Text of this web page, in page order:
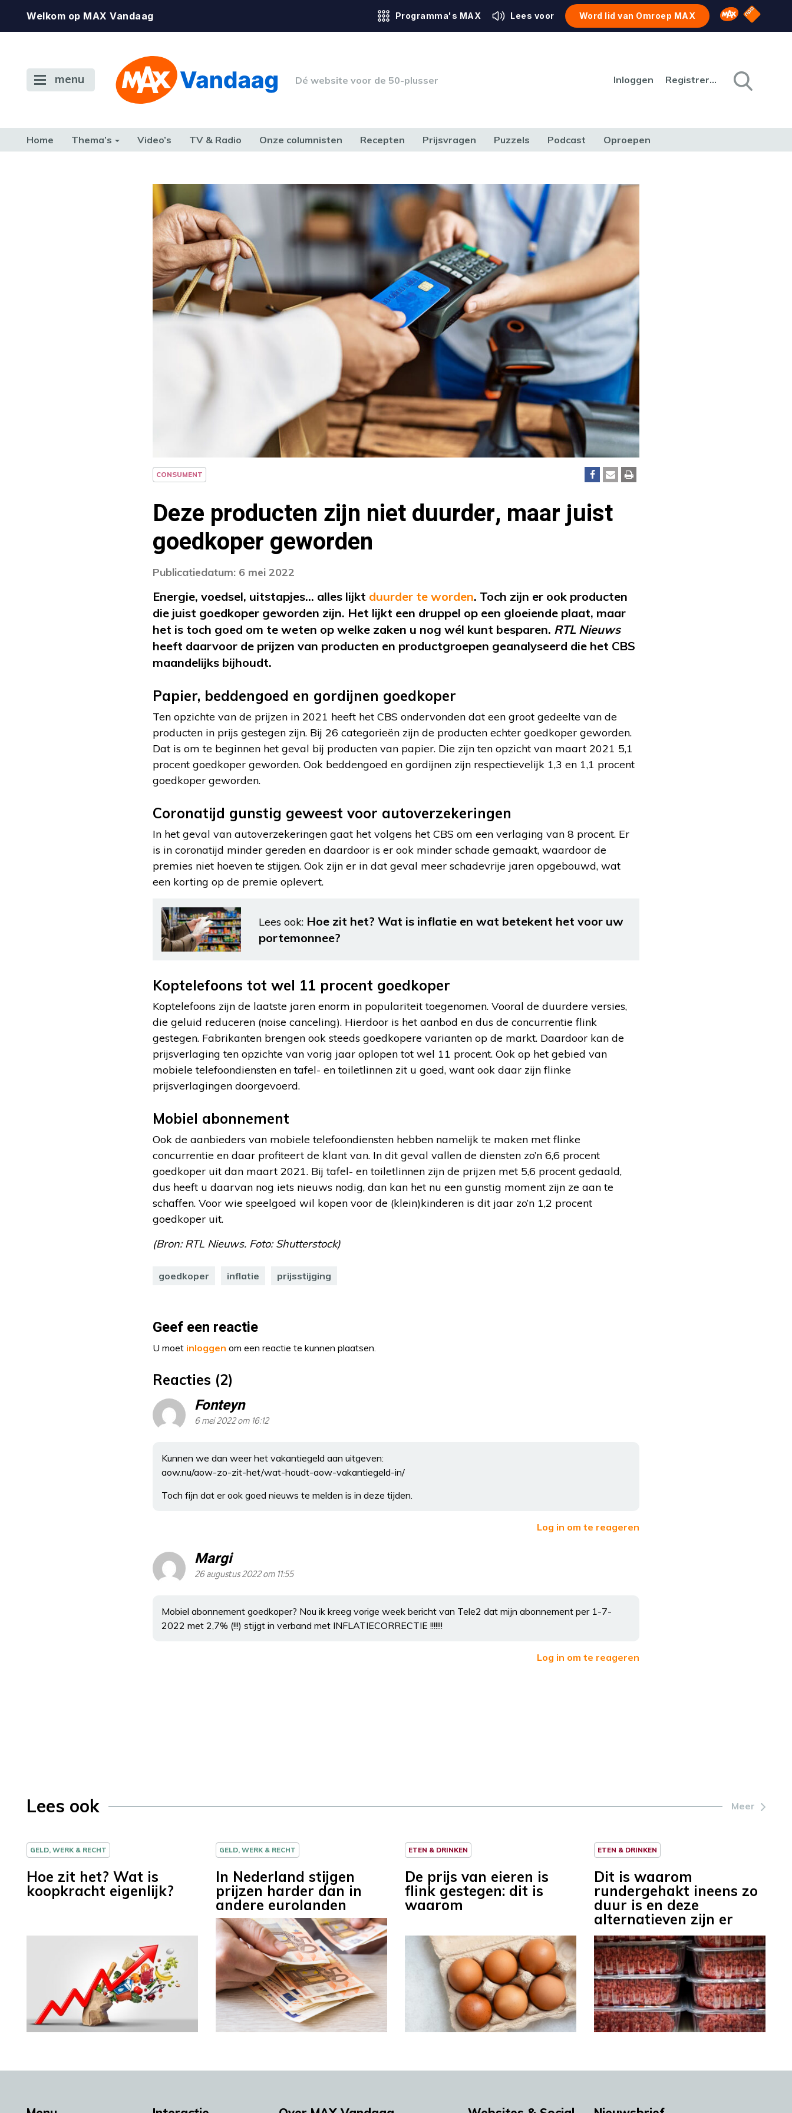
Welkom op MAX Vandaag Programma's MAX Lees voor Word lid van Omroep MAX Omroep MAX
NPO
menu Dé website voor de 50-plusser Inloggen Registreren
Home Thema’s Video’s TV & Radio Onze columnisten Recepten Prijsvragen Puzzels Podcast Oproepen
CONSUMENT
Deze producten zijn niet duurder, maar juist
goedkoper geworden
Publicatiedatum: 6 mei 2022
Energie, voedsel, uitstapjes… alles lijkt duurder te worden. Toch zijn er ook producten
die juist goedkoper geworden zijn. Het lijkt een druppel op een gloeiende plaat, maar
het is toch goed om te weten op welke zaken u nog wél kunt besparen. RTL Nieuws
heeft daarvoor de prijzen van producten en productgroepen geanalyseerd die het CBS
maandelijks bijhoudt.
Papier, beddengoed en gordijnen goedkoper
Ten opzichte van de prijzen in 2021 heeft het CBS ondervonden dat een groot gedeelte van de
producten in prijs gestegen zijn. Bij 26 categorieën zijn de producten echter goedkoper geworden.
Dat is om te beginnen het geval bij producten van papier. Die zijn ten opzicht van maart 2021 5,1
procent goedkoper geworden. Ook beddengoed en gordijnen zijn respectievelijk 1,3 en 1,1 procent
goedkoper geworden.
Coronatijd gunstig geweest voor autoverzekeringen
In het geval van autoverzekeringen gaat het volgens het CBS om een verlaging van 8 procent. Er
is in coronatijd minder gereden en daardoor is er ook minder schade gemaakt, waardoor de
premies niet hoeven te stijgen. Ook zijn er in dat geval meer schadevrije jaren opgebouwd, wat
een korting op de premie oplevert.
Lees ook: Hoe zit het? Wat is inflatie en wat betekent het voor uw
portemonnee?
Koptelefoons tot wel 11 procent goedkoper
Koptelefoons zijn de laatste jaren enorm in populariteit toegenomen. Vooral de duurdere versies,
die geluid reduceren (noise canceling). Hierdoor is het aanbod en dus de concurrentie flink
gestegen. Fabrikanten brengen ook steeds goedkopere varianten op de markt. Daardoor kan de
prijsverlaging ten opzichte van vorig jaar oplopen tot wel 11 procent. Ook op het gebied van
mobiele telefoondiensten en tafel- en toiletlinnen zit u goed, want ook daar zijn flinke
prijsverlagingen doorgevoerd.
Mobiel abonnement
Ook de aanbieders van mobiele telefoondiensten hebben namelijk te maken met flinke
concurrentie en daar profiteert de klant van. In dit geval vallen de diensten zo’n 6,6 procent
goedkoper uit dan maart 2021. Bij tafel- en toiletlinnen zijn de prijzen met 5,6 procent gedaald,
dus heeft u daarvan nog iets nieuws nodig, dan kan het nu een gunstig moment zijn ze aan te
schaffen. Voor wie speelgoed wil kopen voor de (klein)kinderen is dit jaar zo’n 1,2 procent
goedkoper uit.
(Bron: RTL Nieuws. Foto: Shutterstock)
goedkoper inflatie prijsstijging
Geef een reactie
U moet inloggen om een reactie te kunnen plaatsen.
Reacties (2)
Fonteyn
6 mei 2022 om 16:12
Kunnen we dan weer het vakantiegeld aan uitgeven:
aow.nu/aow-zo-zit-het/wat-houdt-aow-vakantiegeld-in/
Toch fijn dat er ook goed nieuws te melden is in deze tijden.
Log in om te reageren
Margi
26 augustus 2022 om 11:55
Mobiel abonnement goedkoper? Nou ik kreeg vorige week bericht van Tele2 dat mijn abonnement per 1-7-
2022 met 2,7% (!!!) stijgt in verband met INFLATIECORRECTIE !!!!!!!
Log in om te reageren
Lees ook Meer
GELD, WERK & RECHT
Hoe zit het? Wat is
koopkracht eigenlijk?
GELD, WERK & RECHT
In Nederland stijgen
prijzen harder dan in
andere eurolanden
ETEN & DRINKEN
De prijs van eieren is
flink gestegen: dit is
waarom
ETEN & DRINKEN
Dit is waarom
rundergehakt ineens zo
duur is en deze
alternatieven zijn er